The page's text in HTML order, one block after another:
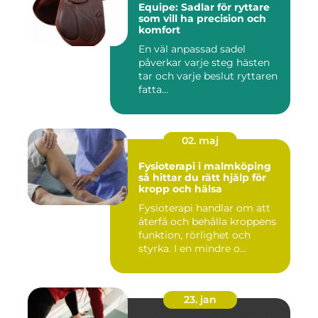
Equipe: Sadlar för ryttare
som vill ha precision och
komfort
En väl anpassad sadel
påverkar varje steg hästen
tar och varje beslut ryttaren
fatta...
02. maj
Fysioterapi i malmköping
så hittar du rätt hjälp för
kropp och hälsa
Fysioterapi handlar om att
återfå och behålla kroppens
funktion, rörlighet och
styrka. I en mindre o...
23. jan